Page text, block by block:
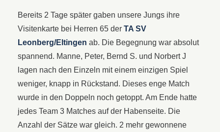
Bereits 2 Tage später gaben unsere Jungs ihre
Visitenkarte bei Herren 65 der TA SV
Leonberg/Eltingen ab. Die Begegnung war absolut
spannend. Manne, Peter, Bernd S. und Norbert J
lagen nach den Einzeln mit einem einzigen Spiel
weniger, knapp in Rückstand. Dieses enge Match
wurde in den Doppeln noch getoppt. Am Ende hatte
jedes Team 3 Matches auf der Habenseite. Die
Anzahl der Sätze war gleich. 2 mehr gewonnene